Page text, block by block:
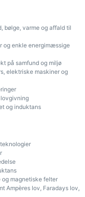
bølge, varme og affald til
og enkle energimæssige
på samfund og miljø
elektriske maskiner og
og induktans
magnetiske felter
Ampères lov, Faradays lov,